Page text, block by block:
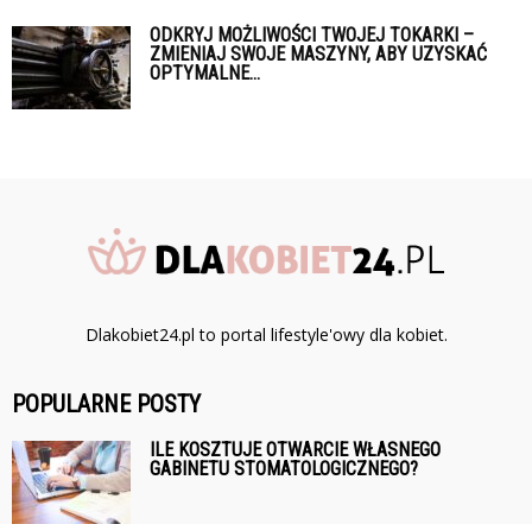
ODKRYJ MOŻLIWOŚCI TWOJEJ TOKARKI –
ZMIENIAJ SWOJE MASZYNY, ABY UZYSKAĆ
OPTYMALNE...
Dlakobiet24.pl to portal lifestyle'owy dla kobiet.
POPULARNE POSTY
ILE KOSZTUJE OTWARCIE WŁASNEGO
GABINETU STOMATOLOGICZNEGO?